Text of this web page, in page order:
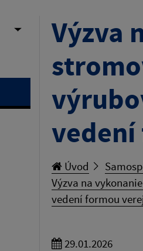
Výzva
Úvod
Výzva na
vedení formou
29.01.2026